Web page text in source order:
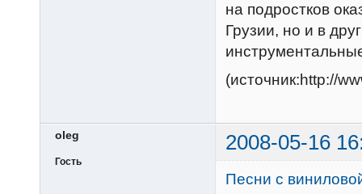
на подростков
Грузии, но и в
(источник:http://
oleg 2008-05-16
Гость
Песни с